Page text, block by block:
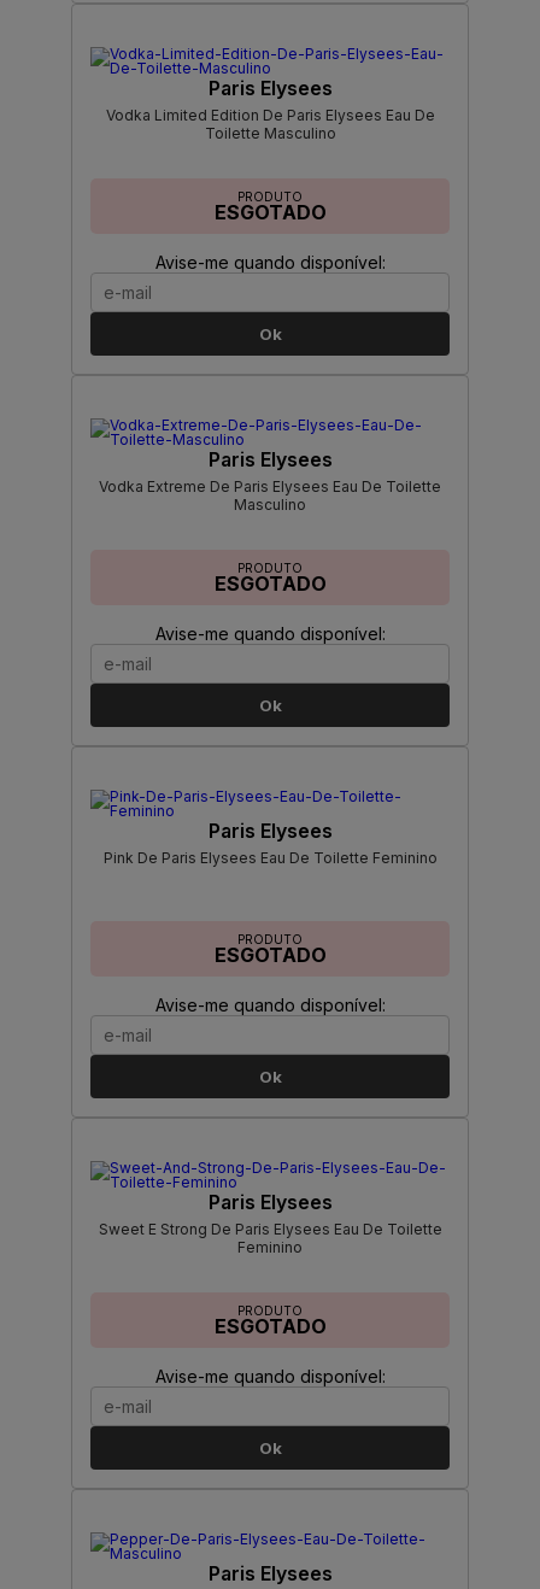
Paris Elysees
Vodka Limited Edition De Paris Elysees Eau De
Toilette Masculino
PRODUTO
ESGOTADO
Avise-me quando disponível:
Ok
Paris Elysees
Vodka Extreme De Paris Elysees Eau De Toilette
Masculino
PRODUTO
ESGOTADO
Avise-me quando disponível:
Ok
Paris Elysees
Pink De Paris Elysees Eau De Toilette Feminino
PRODUTO
ESGOTADO
Avise-me quando disponível:
Ok
Paris Elysees
Sweet E Strong De Paris Elysees Eau De Toilette
Feminino
PRODUTO
ESGOTADO
Avise-me quando disponível:
Ok
Paris Elysees